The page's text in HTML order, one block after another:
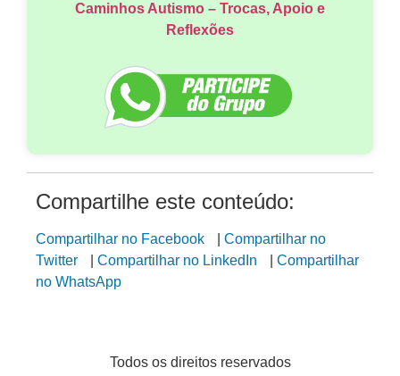
Caminhos Autismo – Trocas, Apoio e
Reflexões
Compartilhe este conteúdo:
Compartilhar no Facebook
Compartilhar no
Twitter
Compartilhar no LinkedIn
Compartilhar
no WhatsApp
Todos os direitos reservados